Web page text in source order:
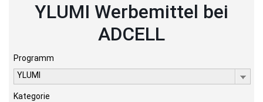
YLUMI Werbemittel bei
ADCELL
Programm
YLUMI
Kategorie